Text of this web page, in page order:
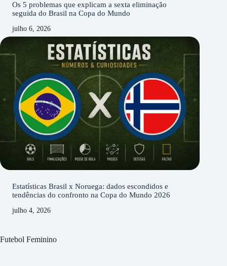
Os 5 problemas que explicam a sexta eliminação
seguida do Brasil na Copa do Mundo
julho 6, 2026
Estatísticas Brasil x Noruega: dados escondidos e
tendências do confronto na Copa do Mundo 2026
julho 4, 2026
Futebol Feminino